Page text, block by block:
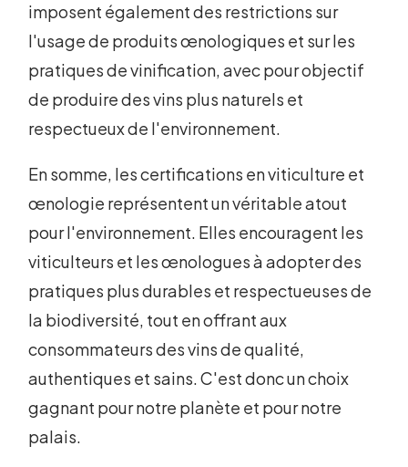
imposent également des restrictions sur
l'usage de produits œnologiques et sur les
pratiques de vinification, avec pour objectif
de produire des vins plus naturels et
respectueux de l'environnement.
En somme, les certifications en viticulture et
œnologie représentent un véritable atout
pour l'environnement. Elles encouragent les
viticulteurs et les œnologues à adopter des
pratiques plus durables et respectueuses de
la biodiversité, tout en offrant aux
consommateurs des vins de qualité,
authentiques et sains. C'est donc un choix
gagnant pour notre planète et pour notre
palais.